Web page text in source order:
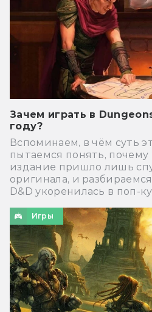
Зачем играть в
году?
Вспоминаем, в чём суть
пытаемся понять, почему
издание пришло лишь
оригинала, и
D&D укоренилась в поп-
Игры